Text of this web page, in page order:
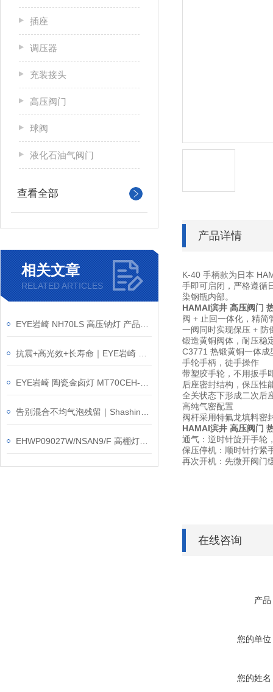
插座
调压器
充装接头
高压阀门
球阀
液化石油气阀门
查看全部
相关文章
RELATED ARTICLES
产品详情
K-40 手柄款为日本
手即可启闭，严格遵循
染钢瓶内部。
HAMAI滨井 高压阀门
阀 + 止回一体化，精简
一阀同时实现保压 + 防
锻造黄铜阀体，耐压稳
C3771 热锻黄铜一体
手轮手柄，徒手操作
带塑胶手轮，不用扳手
后座密封结构，保压性
全关状态下形成二次后
高纯气密配置
阀杆采用特氟龙填料密
HAMAI滨井 高压阀门
通气：逆时针旋开手轮
保压停机：顺时针拧紧
再次开机：先微开阀门
在线咨询
产品
您的单位
您的姓名